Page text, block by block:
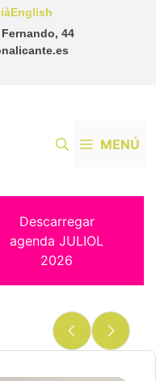
Fernando, 44
English
MENÚ
Descarregar
agenda JULIOL
2026